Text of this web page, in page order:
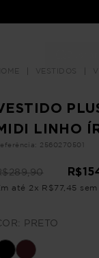
VESTIDOS
LINHO
: 2560270501
289,90 R$
até 2 x R$77, 45
PRETO